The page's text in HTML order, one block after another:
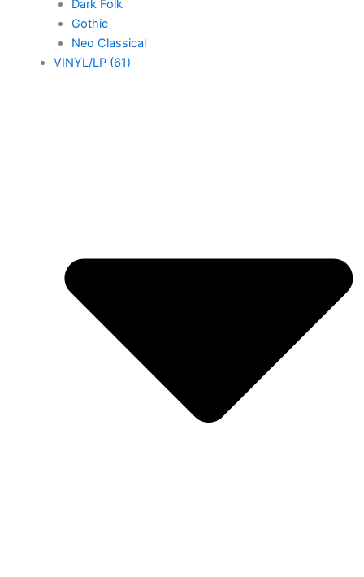
Dark Folk
Gothic
Neo Classical
VINYL/LP (61)